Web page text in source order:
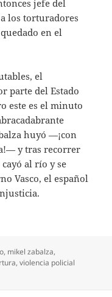
jefe del
los torturadores
en el
el
parte del Estado
este es el minuto
huyó —¡con
y tras recorrer
al río y se
Vasco, el español
, mikel zabalza,
,violencia policial